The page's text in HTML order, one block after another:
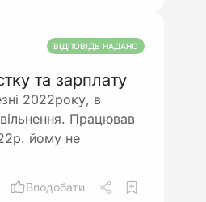
ВІДПОВІДЬ НАДАНО
та зарплату
2022року, в
Працював
йому не
Вподобати